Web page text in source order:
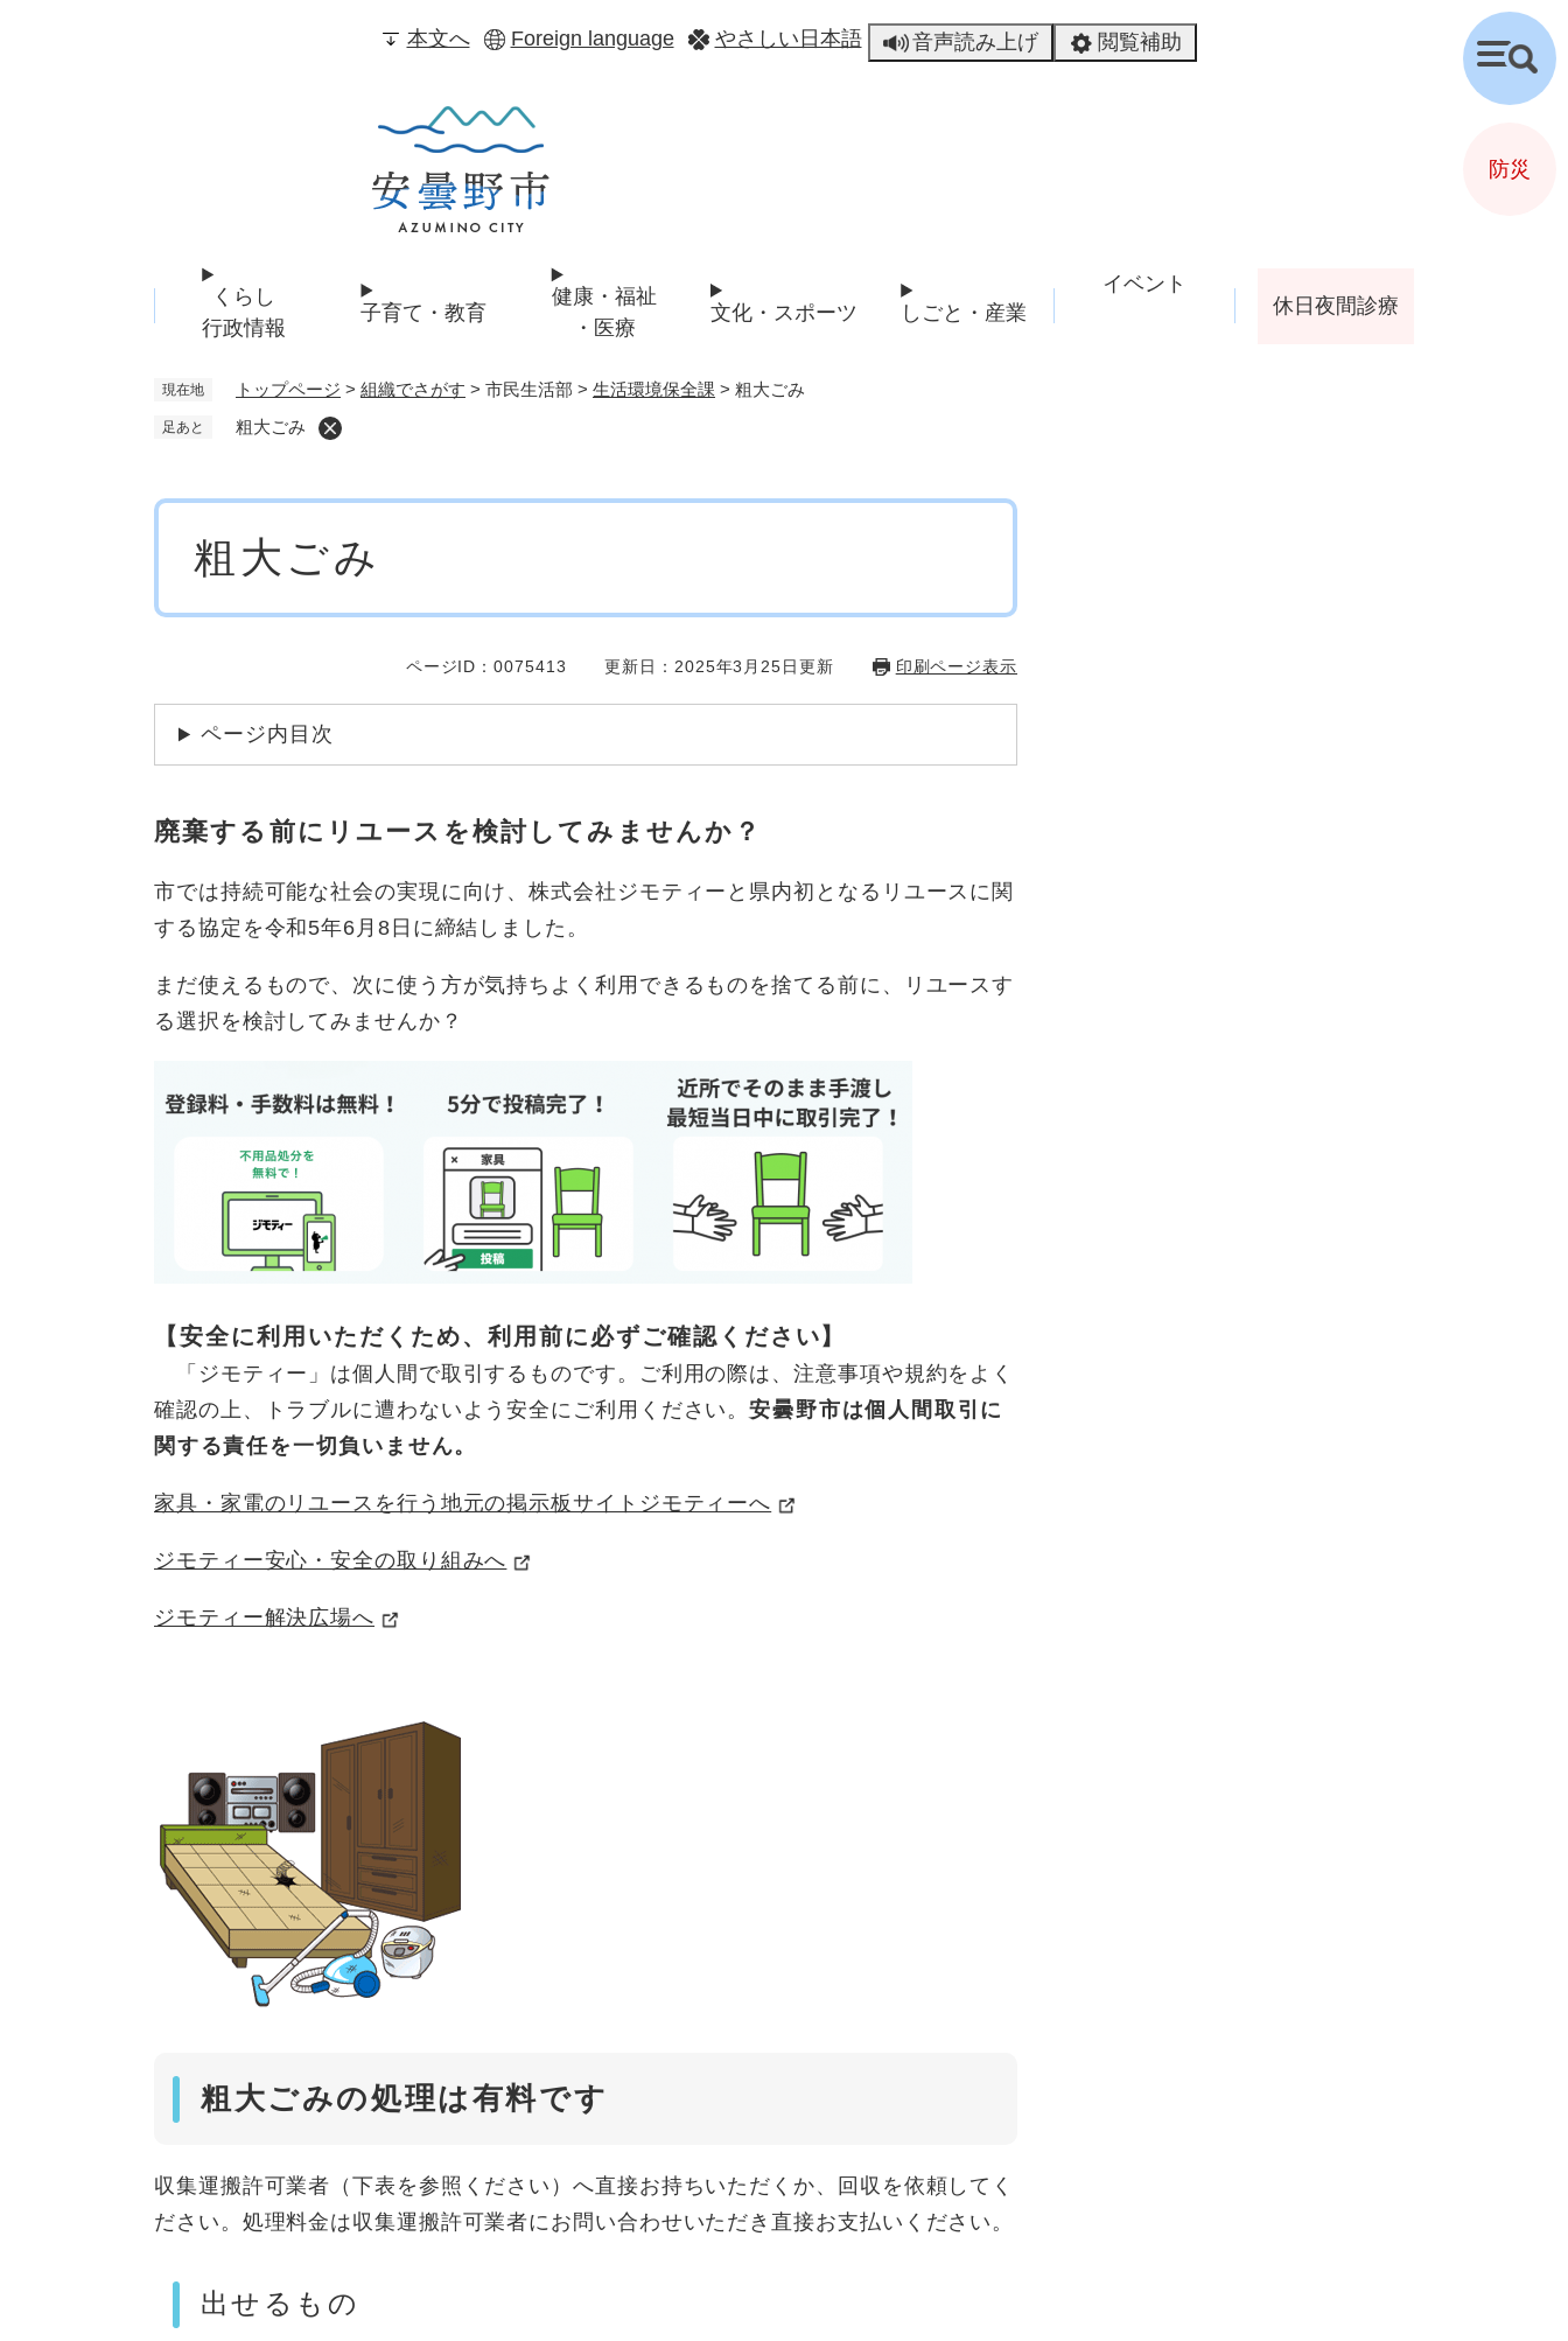
本文へ Foreign language やさしい日本語 音声読み上げ 閲覧補助
くらし
行政情報
子育て・教育
健康・福祉
・医療
文化・スポーツ しごと・産業
イベント
休日夜間診療
現在地 トップページ > 組織でさがす > 市民生活部 > 生活環境保全課 > 粗大ごみ
足あと 粗大ごみ
粗大ごみ
ページID：0075413 更新日：2025年3月25日更新 印刷ページ表示
ページ内目次
廃棄する前にリユースを検討してみませんか？
市では持続可能な社会の実現に向け、株式会社ジモティーと県内初となるリユースに関
する協定を令和5年6月8日に締結しました。​
まだ使えるもので、次に使う方が気持ちよく利用できるものを捨てる前に、リユースす
る選択を検討してみませんか？
【安全に利用いただくため、利用前に必ずご確認ください】
「ジモティー」は個人間で取引するものです。ご利用の際は、注意事項や規約をよく
確認の上、トラブルに遭わないよう安全にご利用ください。安曇野市は個人間取引に
関する責任を一切負いません。
家具・家電のリユースを行う地元の掲示板サイトジモティーへ
ジモティー安心・安全の取り組みへ
ジモティー解決広場へ
粗大ごみの処理は有料です
収集運搬許可業者（下表を参照ください）へ直接お持ちいただくか、回収を依頼してく
ださい。処理料金は収集運搬許可業者にお問い合わせいただき直接お支払いください。
出せるもの
検
索
防災